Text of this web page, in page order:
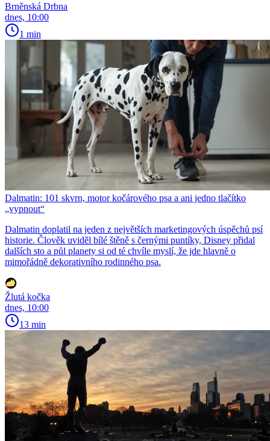
Brněnská Drbna
dnes, 10:00
1 min
Dalmatin: 101 skvrn, motor kočárového psa a ani jedno tlačítko
„vypnout“
Dalmatin doplatil na jeden z největších marketingových úspěchů psí
historie. Člověk uviděl bílé štěně s černými puntíky, Disney přidal
dalších sto a půl planety si od té chvíle myslí, že jde hlavně o
mimořádně dekorativního rodinného psa.
Žlutá kočka
dnes, 10:00
13 min